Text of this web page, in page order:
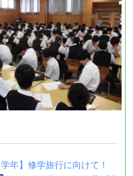
年】修学旅行に向けて！